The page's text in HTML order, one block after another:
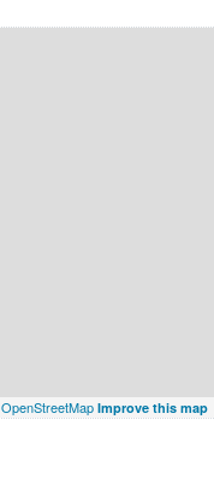
OpenStreetMap Improve this map